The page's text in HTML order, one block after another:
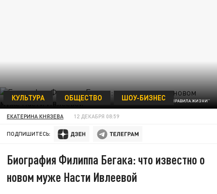
ФОТО: VK.COM, "ПРАВИЛА ЖИЗНИ"
КУЛЬТУРА ОБЩЕСТВО ШОУ-БИЗНЕС
ЕКАТЕРИНА КНЯЗЕВА 12 ДЕКАБРЯ 08:59
ПОДПИШИТЕСЬ:
Биография Филиппа Бегака: что известно о
новом муже Насти Ивлеевой